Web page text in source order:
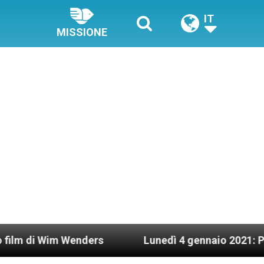
MISSIONE
IT
Lunedì 4 gennaio 2021: Possesso